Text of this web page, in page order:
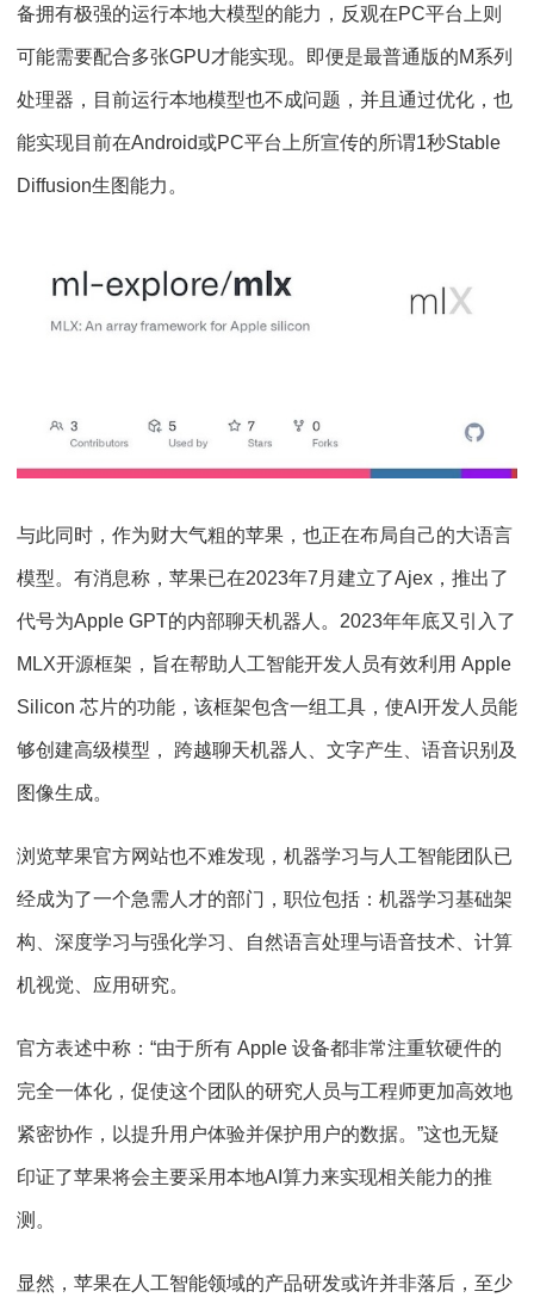
备拥有极强的运行本地大模型的能力，反观在PC平台上则
可能需要配合多张GPU才能实现。即便是最普通版的M系列
处理器，目前运行本地模型也不成问题，并且通过优化，也
能实现目前在Android或PC平台上所宣传的所谓1秒Stable
Diffusion生图能力。
与此同时，作为财大气粗的苹果，也正在布局自己的大语言
模型。有消息称，苹果已在2023年7月建立了Ajex，推出了
代号为Apple GPT的内部聊天机器人。2023年年底又引入了
MLX开源框架，旨在帮助人工智能开发人员有效利用 Apple
Silicon 芯片的功能，该框架包含一组工具，使AI开发人员能
够创建高级模型， 跨越聊天机器人、文字产生、语音识别及
图像生成。
浏览苹果官方网站也不难发现，机器学习与人工智能团队已
经成为了一个急需人才的部门，职位包括：机器学习基础架
构、深度学习与强化学习、自然语言处理与语音技术、计算
机视觉、应用研究。
官方表述中称：“由于所有 Apple 设备都非常注重软硬件的
完全一体化，促使这个团队的研究人员与工程师更加高效地
紧密协作，以提升用户体验并保护用户的数据。”这也无疑
印证了苹果将会主要采用本地AI算力来实现相关能力的推
测。
显然，苹果在人工智能领域的产品研发或许并非落后，至少